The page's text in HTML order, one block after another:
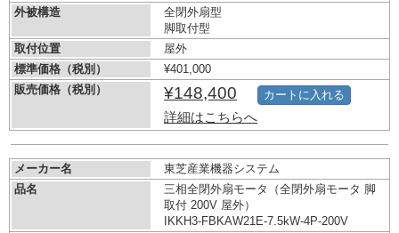
外被構造
全閉外扇型
脚取付型
取付位置
屋外
標準価格（税別）
¥401,000
販売価格（税別）
¥148,400
詳細はこちらへ
カートに入れる
メーカー名
東芝産業機器システム
品名
三相全閉外扇モータ（全閉外扇モータ 脚
取付 200V 屋外）
IKKH3-FBKAW21E-7.5kW-4P-200V